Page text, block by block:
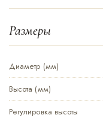
Размеры
Диаметр (мм)
Высота (мм)
Регулировка высоты